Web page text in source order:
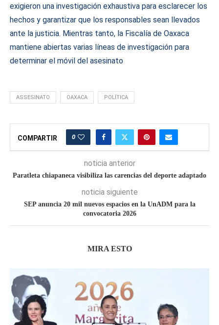
exigieron una investigación exhaustiva para esclarecer los
hechos y garantizar que los responsables sean llevados
ante la justicia. Mientras tanto, la Fiscalía de Oaxaca
mantiene abiertas varias líneas de investigación para
determinar el móvil del asesinato
ASSESINATO OAXACA POLÍTICA
COMPARTIR 0
noticia anterior
Paratleta chiapaneca visibiliza las carencias del deporte adaptado
noticia siguiente
SEP anuncia 20 mil nuevos espacios en la UnADM para la
convocatoria 2026
MIRA ESTO